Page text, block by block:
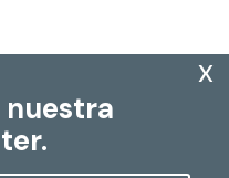
nuestra
x